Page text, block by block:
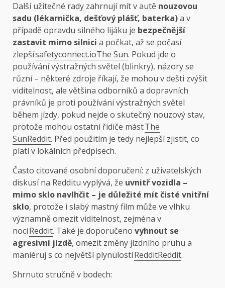
Další užitečné rady zahrnují mít v autě nouzovou
sadu (lékarnička, dešťový plášť, baterka)a v
případě opravdu silného lijáku je bezpečnější
zastavit mimo silnici a počkat, až se počasí
zlepšísafetyconnect.ioThe Sun. Pokud jde o
používání výstražných světel (blinkry), názory se
různí – některé zdroje říkají, že mohou v dešti zvýšit
viditelnost, ale většina odborníků a dopravních
právníků je proti používání výstražných světel
během jízdy, pokud nejde o skutečný nouzový stav,
protože mohou ostatní řidiče mástThe
SunReddit. Před použitím je tedy nejlepší zjistit, co
platí v lokálních předpisech.
Často citované osobní doporučení: z uživatelských
diskusí na Redditu vyplývá, že uvnitř vozidla –
mimo sklo navlhčit – je důležité mít čisté vnitřní
sklo, protože i slabý mastný film může ve vlhku
významně omezit viditelnost, zejména v
nociReddit. Také je doporučeno vyhnout se
agresivní jízdě, omezit změny jízdního pruhu a
maniéruj s co největší plynulostíRedditReddit.
Shrnuto stručně v bodech: